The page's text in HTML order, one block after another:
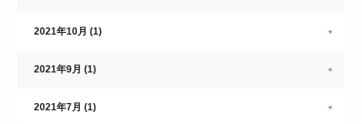
2021年10月 (1)
2021年9月 (1)
2021年7月 (1)